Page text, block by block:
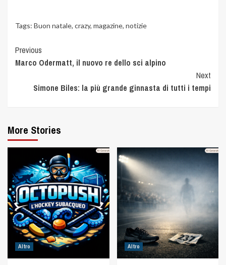
Tags: Buon natale, crazy, magazine, notizie
Previous
Marco Odermatt, il nuovo re dello sci alpino
Next
Simone Biles: la più grande ginnasta di tutti i tempi
More Stories
Altro Altro